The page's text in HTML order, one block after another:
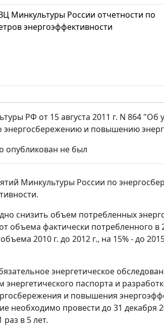
Минкультуры России отчетности по
энергоэффективности
РФ от 15 августа 2011 г. N 864
энергосбережению и повышению
опубликован не был
Минкультуры России по
снизить объем потребленных
объема фактически потребленного в
2010 г. до 2012 г., на 15% - до
энергетическое
паспорта и
и повышения
необходимо провести до 31 декабря
в 5 лет.